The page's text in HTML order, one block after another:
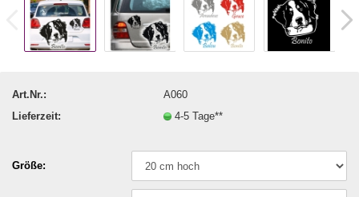
Art.Nr.:
A060
Lieferzeit:
4-5 Tage**
Größe: